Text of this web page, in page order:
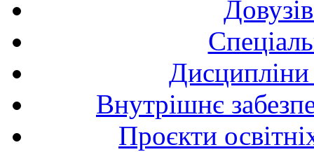
Внутрішнє
Проєкти